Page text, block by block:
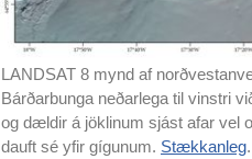
LANDSAT 8 mynd af
Bárðarbunga neðarlega til vinstri
og dældir á jöklinum sjást afar vel
dauft sé yfir gígunum. Stækkanleg